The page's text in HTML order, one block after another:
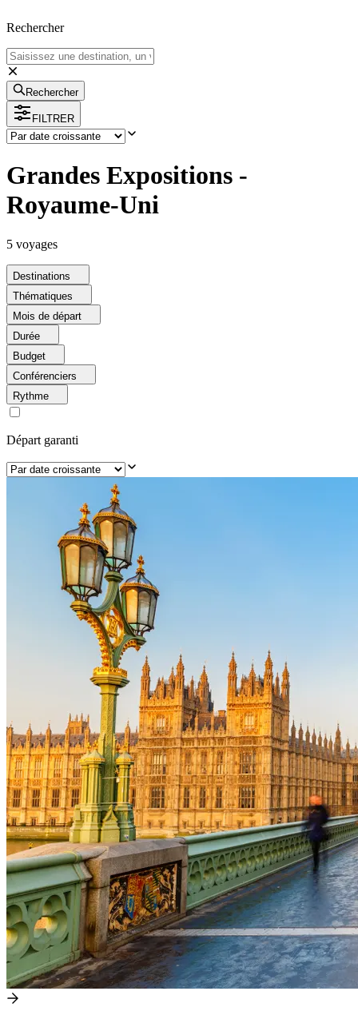
Rechercher
Rechercher
FILTRER
Grandes Expositions -
Royaume-Uni
5 voyages
Destinations
Thématiques
Mois de départ
Durée
Budget
Conférenciers
Rythme
Départ garanti